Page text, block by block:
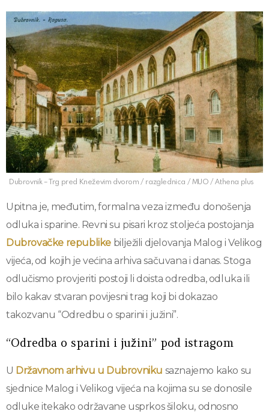
Dubrovnik – Trg pred Kneževim dvorom / razglednica / MUO / Athena plus
Upitna je, međutim, formalna veza između donošenja
odluka i sparine. Revni su pisari kroz stoljeća postojanja
Dubrovačke republike bilježili djelovanja Malog i Velikog
vijeća, od kojih je većina arhiva sačuvana i danas. Stoga
odlučismo provjeriti postoji li doista odredba, odluka ili
bilo kakav stvaran povijesni trag koji bi dokazao
takozvanu “Odredbu o sparini i južini”.
“Odredba o sparini i južini” pod istragom
U Državnom arhivu u Dubrovniku saznajemo kako su
sjednice Malog i Velikog vijeća na kojima su se donosile
odluke itekako održavane usprkos šiloku, odnosno